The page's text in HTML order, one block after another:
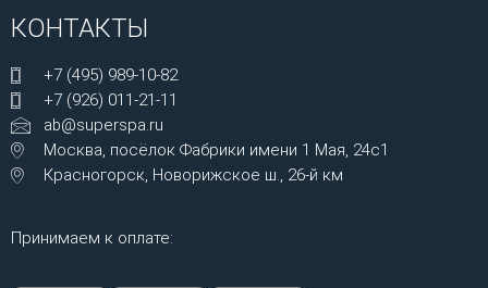
КОНТАКТЫ
+7 (495) 989-10-82
+7 (926) 011-21-11
ab@superspa.ru
Москва, посёлок Фабрики имени 1 Мая, 24с1
Красногорск, Новорижское ш., 26-й км
Принимаем к оплате: